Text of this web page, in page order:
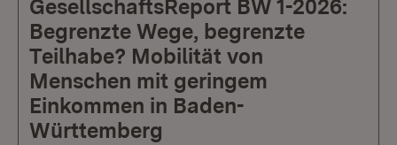
GesellschaftsReport BW 1-2026:
Begrenzte Wege, begrenzte
Teilhabe? Mobilität von
Menschen mit geringem
Einkommen in Baden-
Württemberg